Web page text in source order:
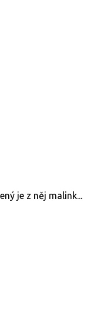
je z něj malink...